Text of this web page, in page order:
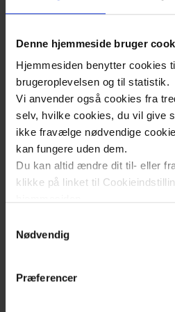
Denne hjemmeside bruger
Hjemmesiden benytter cookies
brugeroplevelsen og til statistik.
Vi anvender også cookies fra
selv, hvilke cookies, du vil give
ikke fravælge nødvendige
kan fungere uden dem.
Du kan altid ændre dit til- eller
klikke på linket til
Læs mere om brugen af
Læs mere om vores behandling
her.
Nødvendig
Præferencer
Er der krav til kvaliteten
patientrettede
Hvad er pakkeforløb
med kronisk sygdom
(kronikerpakker)?
Hvad er specialiseret